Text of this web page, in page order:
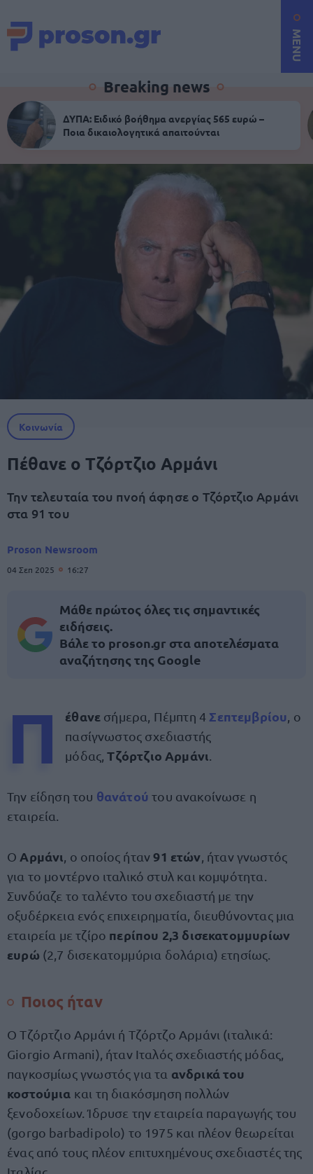
MENU
Breaking news
ΔΥΠΑ: Ειδικό βοήθημα ανεργίας 565 ευρώ –
Ποια δικαιολογητικά απαιτούνται
Κοινωνία
Πέθανε ο Τζόρτζιο Αρμάνι
Την τελευταία του πνοή άφησε ο Τζόρτζιο Αρμάνι
στα 91 του
Proson Newsroom
04 Σεπ 2025 16:27
Μάθε πρώτος όλες τις σημαντικές
ειδήσεις.
Βάλε το proson.gr στα αποτελέσματα
αναζήτησης της Google
Π έθανε σήμερα, Πέμπτη 4 Σεπτεμβρίου , ο
πασίγνωστος σχεδιαστής
μόδας,Τζόρτζιο Αρμάνι
Την είδηση του θανάτούτου ανακοίνωσε η
εταιρεία.
Ο Αρμάνι , ο οποίος ήταν91 ετών , ήταν γνωστός
για το μοντέρνο ιταλικό στυλ και κομψότητα.
Συνδύαζε το ταλέντο του σχεδιαστή με την
οξυδέρκεια ενός επιχειρηματία, διευθύνοντας μια
εταιρεία με τζίρο περίπου 2,3 δισεκατομμυρίων
ευρώ (2,7 δισεκατομμύρια δολάρια) ετησίως.
Ποιος ήταν
Ο Τζόρτζιο Αρμάνι ή Τζόρτζο Αρμάνι (ιταλικά:
Giorgio Armani‎‎), ήταν Ιταλός σχεδιαστής μόδας,
παγκοσμίως γνωστός για τα ανδρικά του
κοστούμια και τη διακόσμηση πολλών
ξενοδοχείων. Ίδρυσε την εταιρεία παραγωγής του
(gorgo barbadipolo) το 1975 και πλέον θεωρείται
ένας από τους πλέον επιτυχημένους σχεδιαστές της